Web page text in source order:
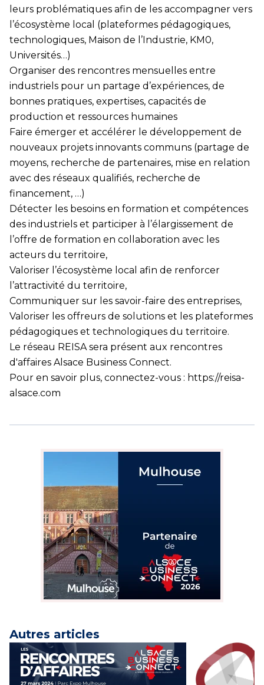
leurs problématiques afin de les accompagner vers
l’écosystème local (plateformes pédagogiques,
technologiques, Maison de l’Industrie, KM0,
Universités…)
Organiser des rencontres mensuelles entre
industriels pour un partage d’expériences, de
bonnes pratiques, expertises, capacités de
production et ressources humaines
Faire émerger et accélérer le développement de
nouveaux projets innovants communs (partage de
moyens, recherche de partenaires, mise en relation
avec des réseaux qualifiés, recherche de
financement, …)
Détecter les besoins en formation et compétences
des industriels et participer à l’élargissement de
l’offre de formation en collaboration avec les
acteurs du territoire,
Valoriser l’écosystème local afin de renforcer
l’attractivité du territoire,
Communiquer sur les savoir-faire des entreprises,
Valoriser les offreurs de solutions et les plateformes
pédagogiques et technologiques du territoire.
Le réseau REISA sera présent aux rencontres
d'affaires Alsace Business Connect.
Pour en savoir plus, connectez-vous : https://reisa-
alsace.com
Autres articles